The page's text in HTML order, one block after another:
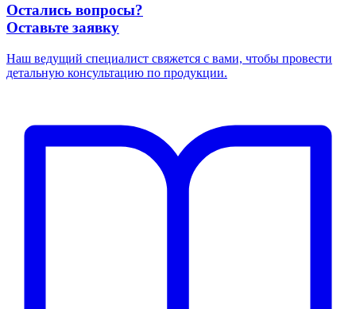
Остались вопросы?
Оставьте заявку
Наш ведущий специалист свяжется с вами, чтобы провести
детальную консультацию по продукции.